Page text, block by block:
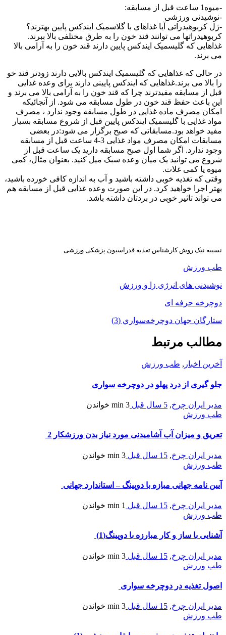
-میوه1 ساعت قبل از مسابقه:
-نوشیدنی ورزشی
-ژل کربوهیدراتی آیا غذاهای با گلاسمیک ایندکس پایین بهترند؟
کربوهیدراتها می توانند قند خون را به طرق مختلفی بالا ببرند.
غذاهایی که گلیسمیک ایندکس پایین دارند قند خون را به آرامی بالا
می برند.
در حالی که غذاهایی که گلیسمیک ایندکس بالایی دارند زودتر قند خو
را بالا می برند.غذاهایی که ایندکس پایینی دارند برای وعده غذایی
قبل از مسابقه مفیدترند چرا که قند خون را به آرامی بالا می برند و
این باعث حفظ قند خون در طول مسابقه می شود. از آنجائیکه
امکان مصرف ماده غذایی در طول مسابقه وجود ندارد ، مصرف
مواد غذایی با گلیسمیک ایندکس پایین قبل از شروع مسابقه بسیار
مفید خواهد بود.مسابقاتی که صبح برگزار می شود:در بعضی
مسابقات امکان مصرف مواد غذایی 3-4 ساعت قبل از مسابقه
وجود ندارد. اگر شما اول صبح مسابقه دارید یک ساعت قبل از
شروع می توانید یک میان وعده سبک میل کنید. بعنوان مثال، کمی
میوه یا کمی غلات.
وقتی که تغذیه خوبی داشته باشید و آب به اندازه کافی خورده باشید،
بهتر اجرا خواهید کرد. در این صورت وعده غذایی قبل از مسابقه هم
می تواند تاثیر خوبی در بردتان داشته باشد.
نسیبه نیک روش کارشناس تغذیه فدراسیون پزشکی ورزشی
طب ورزش
نوشیدنی های انرژی زا و ورزش
دوچرخه حرفه ای
ستارگان جهان دوچرخه‌سواري (3)
مطالب مرتبط
آخرین اخبار , طب ورزش
جلو گیری از درد پهلو در دوچرخه سواری
مدیر ایران چرخ, 5 سال قبل 3 min
خواندن
طب ورزش
تعریق و میزان آب آشامیدنی مورد نیاز بدن ورزشکار 2
مدیر ایران چرخ, 15 سال قبل 3 min
خواندن
طب ورزش
آیین نامه جهانی مبازه با دوپینگ – استاندارد جهانی
مدیر ایران چرخ, 15 سال قبل 1 min
خواندن
طب ورزش
آشنایی با ساز و کار مبارزه با دوپینگ(1)
مدیر ایران چرخ, 15 سال قبل 3 min
خواندن
طب ورزش
اصول تغذیه در دوچرخه سواری
مدیر ایران چرخ, 15 سال قبل 3 min
خواندن
طب ورزش